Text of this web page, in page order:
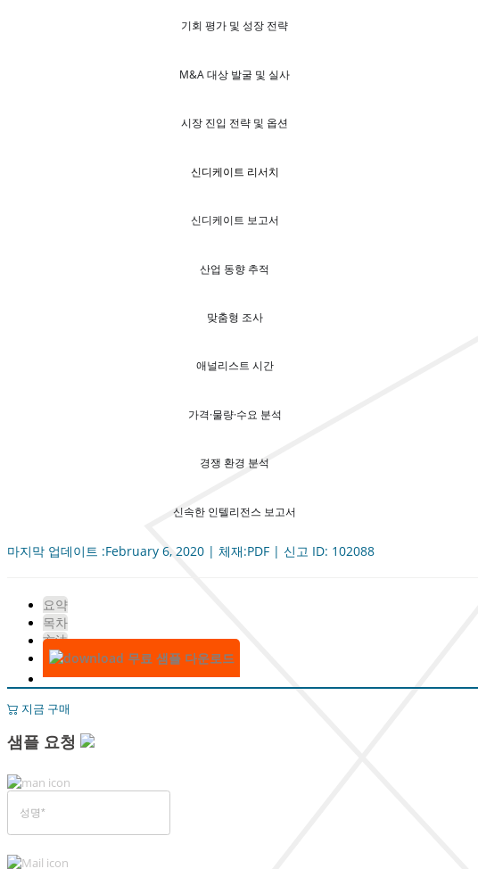
기회 평가 및 성장 전략
M&A 대상 발굴 및 실사
시장 진입 전략 및 옵션
신디케이트 리서치
신디케이트 보고서
산업 동향 추적
맞춤형 조사
애널리스트 시간
가격·물량·수요 분석
경쟁 환경 분석
신속한 인텔리전스 보고서
마지막 업데이트 :February 6, 2020 | 체재:PDF | 신고 ID: 102088
요약
목차
方法
무료 샘플 다운로드
지금 구매
샘플 요청